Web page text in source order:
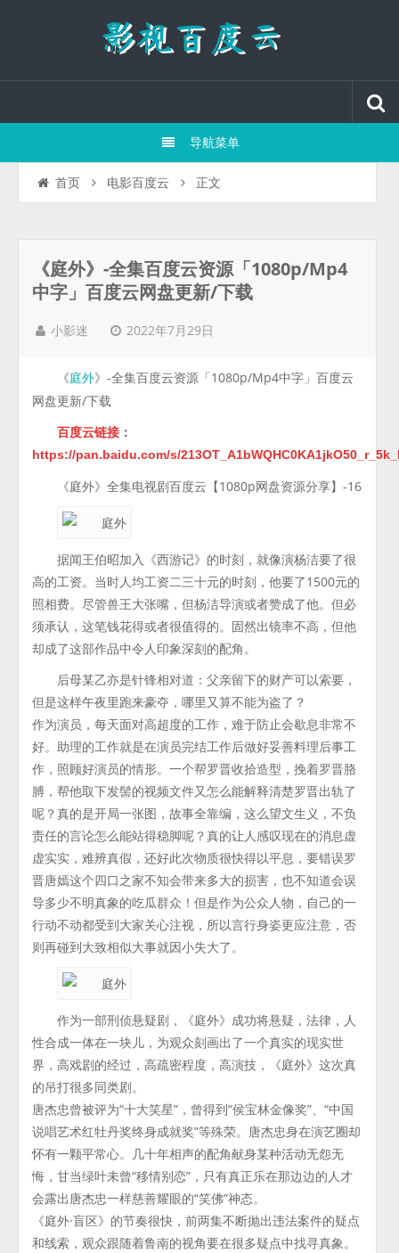
导航菜单
首页 电影百度云 正文
《庭外》-全集百度云资源「1080p/Mp4
中字」百度云网盘更新/下载
小影迷 2022年7月29日
《庭外》-全集百度云资源「1080p/Mp4中字」百度云
网盘更新/下载
百度云链接 ：
https://pan.baidu.com/s/
《庭外》全集电视剧百度云【1080p网盘资源分享】-16
据闻王伯昭加入《西游记》的时刻，就像演杨洁要了很
高的工资。当时人均工资二三十元的时刻，他要了1500元的
照相费。尽管兽王大张嘴，但杨洁导演或者赞成了他。但必
须承认，这笔钱花得或者很值得的。固然出镜率不高，但他
却成了这部作品中令人印象深刻的配角。
后母某乙亦是针锋相对道：父亲留下的财产可以索要，
但是这样午夜里跑来豪夺，哪里又算不能为盗了？
作为演员，每天面对高超度的工作，难于防止会歇息非常不
好。助理的工作就是在演员完结工作后做好妥善料理后事工
作，照顾好演员的情形。一个帮罗晋收拾造型，挽着罗晋胳
膊，帮他取下发髻的视频文件又怎么能解释清楚罗晋出轨了
呢？真的是开局一张图，故事全靠编，这么望文生义，不负
责任的言论怎么能站得稳脚呢？真的让人感叹现在的消息虚
虚实实，难辨真假，还好此次物质很快得以平息，要错误罗
晋唐嫣这个四口之家不知会带来多大的损害，也不知道会误
导多少不明真象的吃瓜群众！但是作为公众人物，自己的一
行动不动都受到大家关心注视，所以言行身姿更应注意，否
则再碰到大致相似大事就因小失大了。
作为一部刑侦悬疑剧，《庭外》成功将悬疑，法律，人
性合成一体在一块儿，为观众刻画出了一个真实的现实世
界，高戏剧的经过，高疏密程度，高演技，《庭外》这次真
的吊打很多同类剧。
唐杰忠曾被评为“十大笑星”，曾得到“侯宝林金像奖”、“中国
说唱艺术红牡丹奖终身成就奖”等殊荣。唐杰忠身在演艺圈却
怀有一颗平常心。几十年相声的配角献身某种活动无怨无
悔，甘当绿叶未曾“移情别恋”，只有真正乐在那边边的人才
会露出唐杰忠一样慈善耀眼的“笑佛”神态。
《庭外·盲区》的节奏很快，前两集不断抛出违法案件的疑点
和线索，观众跟随着鲁南的视角要在很多疑点中找寻真象。